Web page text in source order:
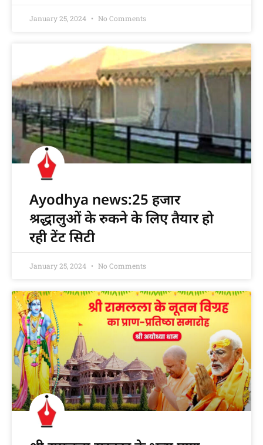
January 25, 2024 No Comments
Ayodhya news:25 हजार
श्रद्धालुओं के रुकने के लिए तैयार हो
रही टेंट सिटी
January 25, 2024 No Comments